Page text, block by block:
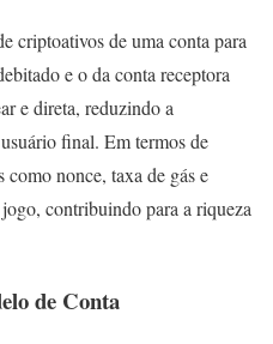
criptoativos de uma conta para
e o da conta receptora
e direta, reduzindo a
final. Em termos de
como nonce, taxa de gás e
contribuindo para a riqueza
de Conta